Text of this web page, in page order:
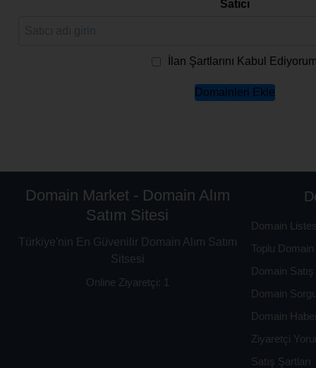
Satıcı
İlan Şartlarını Kabul
Domainleri Ekle
Domain Market - Domain Alım
Satım Sitesi
Türkiye'nin En Güvenilir Domain Alım Satım
Sitsesi
Online Ziyaretçi: 1
Domain
Toplu Domain
Domain
Domain
Domain
Ziyaretçi
Satış Şartları